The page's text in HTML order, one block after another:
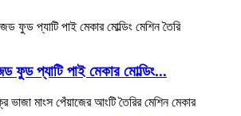
ফুড প্যাটি পাই মেকার মোল্ডিং...